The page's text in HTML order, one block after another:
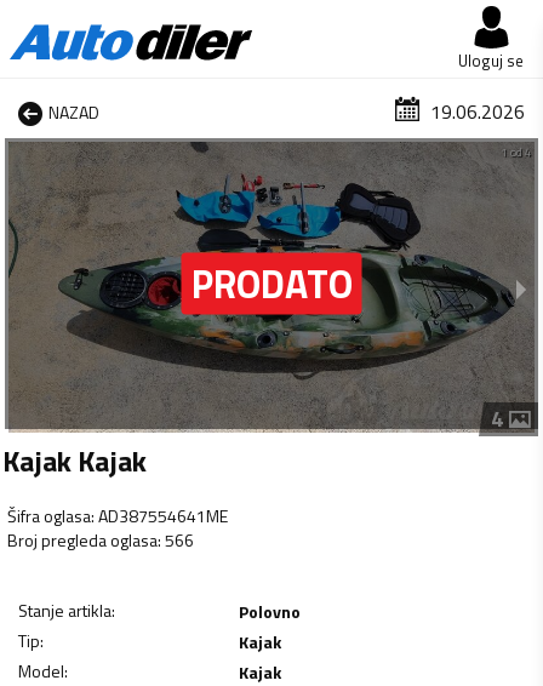
Uloguj se
NAZAD 19.06.2026
1 od 4
4
Kajak Kajak
Šifra oglasa:AD387554641ME
Broj pregleda oglasa:566
Stanje artikla:
Polovno
Tip:
Kajak
Model:
Kajak